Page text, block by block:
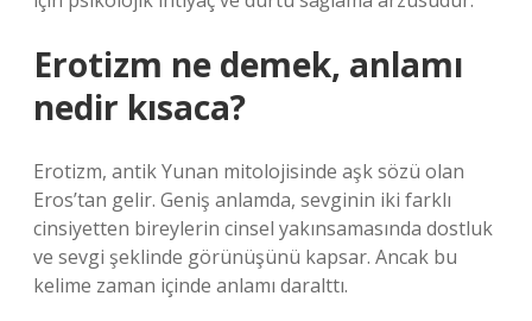
Erotizm ne demek, anlamı
nedir kısaca?
Erotizm, antik Yunan mitolojisinde aşk sözü olan
Eros’tan gelir. Geniş anlamda, sevginin iki farklı
cinsiyetten bireylerin cinsel yakınsamasında dostluk
ve sevgi şeklinde görünüşünü kapsar. Ancak bu
kelime zaman içinde anlamı daralttı.